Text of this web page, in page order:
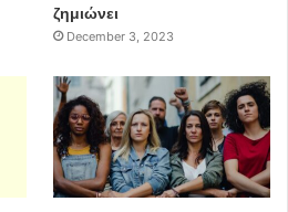
ζημιώνει
December 3, 2023